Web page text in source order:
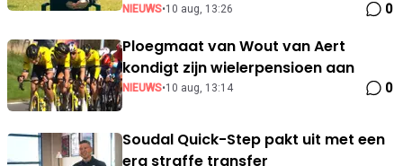
NIEUWS•10 aug, 13:26 0
Ploegmaat van Wout van Aert
kondigt zijn wielerpensioen aan
NIEUWS•10 aug, 13:14 0
Soudal Quick-Step pakt uit met een
erg straffe transfer